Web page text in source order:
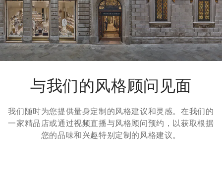
我们很乐意为您免费提供7天退货，30天换货服务。更多信息，
请参考退货页面。
与我们的风格顾问见面
我们随时为您提供量身定制的风格建议和灵感。在我们的
一家精品店或通过视频直播与风格顾问预约，以获取根据
您的品味和兴趣特别定制的风格建议。